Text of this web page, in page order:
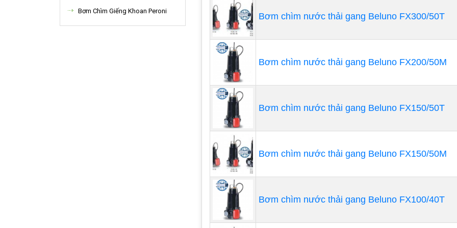
Bơm Chìm Giếng Khoan Peroni
Một lợi ích rõ ràng ngay lập tức là giảm đáng kể tiếng ồn, loại
có hiệu suất năng lượng trung bình cao hơn 20 phần trăm so
kiệm hàng năm khoảng $ 6500.
Một lợi ích năng lượng khác là thu hồi nhiệt từ hệ thống làm
dụng để sưởi ấm cơ sở trong những tháng mùa đông lạnh,
thổi hơi nóng ngoài trời trong những tháng mùa hè.
Kể từ khi
máy thổi khí công nghiệp
dầu, nhà máy cũng đã giảm chi phí bảo trì.
Máy thổi khí hybrid : Nhà máy xử lý nước thải
Tổng quan:
Thành phố Anacortes nhà máy xử lý nước thải nằm ở bang
Bơm chìm nước thải gang Beluno FX300/50T
Bơm chìm nước thải gang Beluno FX200/50M
Bơm chìm nước thải gang Beluno FX150/50T
Bơm chìm nước thải gang Beluno FX150/50M
Bơm chìm nước thải gang Beluno FX100/40T